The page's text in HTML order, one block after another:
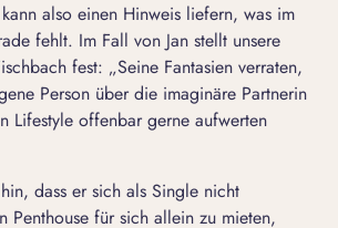
also einen Hinweis liefern, was im
fehlt. Im Fall von Jan stellt unsere
fest: „Seine Fantasien verraten,
Person über die imaginäre Partnerin
Lifestyle offenbar gerne aufwerten
dass er sich als Single nicht
Penthouse für sich allein zu mieten,